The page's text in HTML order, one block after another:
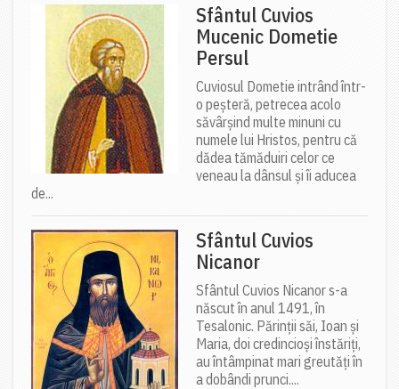
Sfântul Cuvios
Mucenic Dometie
Persul
Cuviosul Dometie intrând într-
o peșteră, petrecea acolo
săvârșind multe minuni cu
numele lui Hristos, pentru că
dădea tămăduiri celor ce
veneau la dânsul și îi aducea
de...
Sfântul Cuvios
Nicanor
Sfântul Cuvios Nicanor s-a
născut în anul 1491, în
Tesalonic. Părinții săi, Ioan și
Maria, doi credincioși înstăriți,
au întâmpinat mari greutăți în
a dobândi prunci....